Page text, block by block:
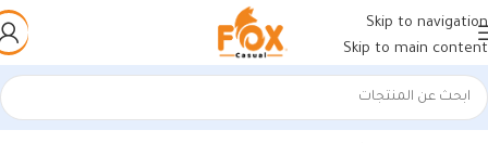
Skip to navigation
Skip to main content
الرئيسية/منتجات تحت الوسم “كوتش رياضي أسود وأبيض مريح”